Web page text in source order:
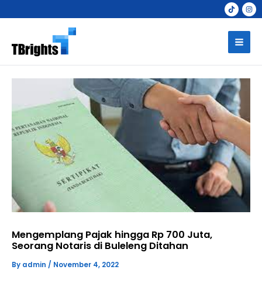
to
Mengemplang Pajak hingga Rp 700 Juta,
Seorang Notaris di Buleleng Ditahan
By admin / November 4, 2022